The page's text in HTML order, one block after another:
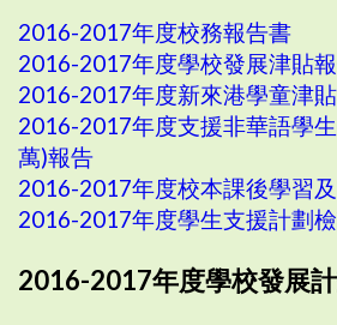
2016-2017年度校務報告書
2016-2017年度學校發展津貼
2016-2017年度新來港學童津
2016-2017年度支援非華語學
萬)報告
2016-2017年度校本課後學習
2016-2017年度學生支援計劃
2016-2017年度學校發展